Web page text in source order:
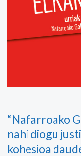
“Nafarroako
nahi diogu
kohesioa